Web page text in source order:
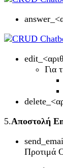
Για
5.Αποστολή
Προτιμά